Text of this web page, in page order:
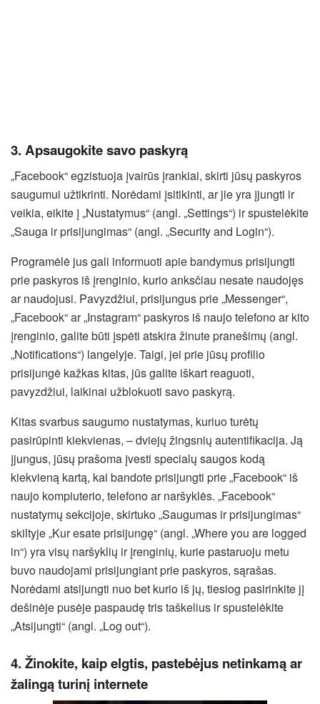
3. Apsaugokite savo paskyrą
„Facebook“ egzistuoja įvairūs įrankiai, skirti jūsų paskyros
saugumui užtikrinti. Norėdami įsitikinti, ar jie yra įjungti ir
veikia, eikite į „Nustatymus“ (angl. „Settings“) ir spustelėkite
„Sauga ir prisijungimas“ (angl. „Security and Login“).
Programėlė jus gali informuoti apie bandymus prisijungti
prie paskyros iš įrenginio, kurio anksčiau nesate naudojęs
ar naudojusi. Pavyzdžiui, prisijungus prie „Messenger“,
„Facebook“ ar „Instagram“ paskyros iš naujo telefono ar kito
įrenginio, galite būti įspėti atskira žinute pranešimų (angl.
„Notifications“) langelyje. Taigi, jei prie jūsų profilio
prisijungė kažkas kitas, jūs galite iškart reaguoti,
pavyzdžiui, laikinai užblokuoti savo paskyrą.
Kitas svarbus saugumo nustatymas, kuriuo turėtų
pasirūpinti kiekvienas, – dviejų žingsnių autentifikacija. Ją
įjungus, jūsų prašoma įvesti specialų saugos kodą
kiekvieną kartą, kai bandote prisijungti prie „Facebook“ iš
naujo kompiuterio, telefono ar naršyklės. „Facebook“
nustatymų sekcijoje, skirtuko „Saugumas ir prisijungimas“
skiltyje „Kur esate prisijungę“ (angl. „Where you are logged
in“) yra visų naršyklių ir įrenginių, kurie pastaruoju metu
buvo naudojami prisijungiant prie paskyros, sąrašas.
Norėdami atsijungti nuo bet kurio iš jų, tiesiog pasirinkite jį
dešinėje pusėje paspaudę tris taškelius ir spustelėkite
„Atsijungti“ (angl. „Log out“).
4. Žinokite, kaip elgtis, pastebėjus netinkamą ar
žalingą turinį internete